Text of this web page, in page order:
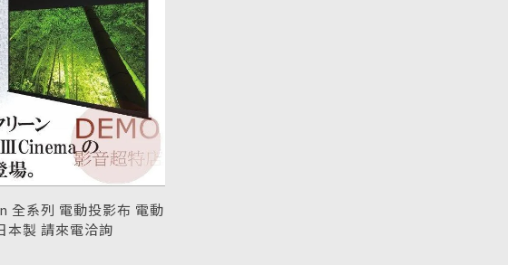
全系列 電動投影布 電動
本製 請來電洽詢